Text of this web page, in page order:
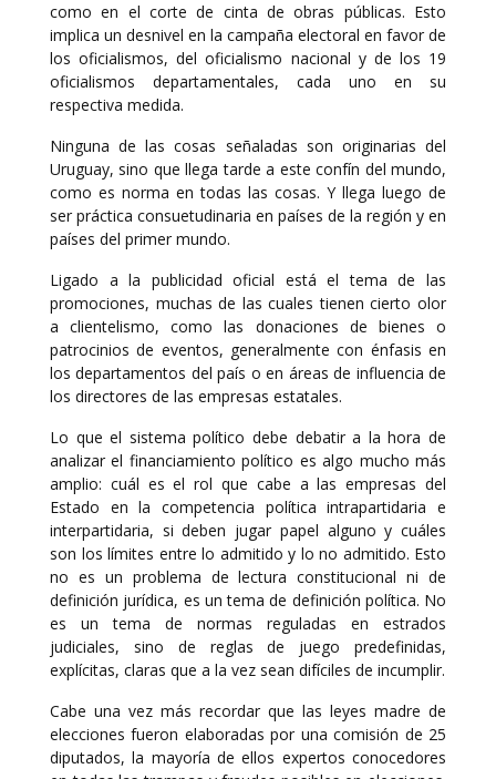
como en el corte de cinta de obras públicas. Esto
implica un desnivel en la campaña electoral en favor de
los oficialismos, del oficialismo nacional y de los 19
oficialismos departamentales, cada uno en su
respectiva medida.
Ninguna de las cosas señaladas son originarias del
Uruguay, sino que llega tarde a este confín del mundo,
como es norma en todas las cosas. Y llega luego de
ser práctica consuetudinaria en países de la región y en
países del primer mundo.
Ligado a la publicidad oficial está el tema de las
promociones, muchas de las cuales tienen cierto olor
a clientelismo, como las donaciones de bienes o
patrocinios de eventos, generalmente con énfasis en
los departamentos del país o en áreas de influencia de
los directores de las empresas estatales.
Lo que el sistema político debe debatir a la hora de
analizar el financiamiento político es algo mucho más
amplio: cuál es el rol que cabe a las empresas del
Estado en la competencia política intrapartidaria e
interpartidaria, si deben jugar papel alguno y cuáles
son los límites entre lo admitido y lo no admitido. Esto
no es un problema de lectura constitucional ni de
definición jurídica, es un tema de definición política. No
es un tema de normas reguladas en estrados
judiciales, sino de reglas de juego predefinidas,
explícitas, claras que a la vez sean difíciles de incumplir.
Cabe una vez más recordar que las leyes madre de
elecciones fueron elaboradas por una comisión de 25
diputados, la mayoría de ellos expertos conocedores